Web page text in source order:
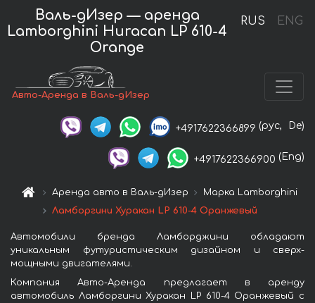
RUS ENG
Валь-дИзер — аренда
Lamborghini Huracan LP 610-4
Orange
Авто-Аренда в Валь-дИзер
+4917622366899 (рус, De)
+4917622366900 (Eng)
Аренда авто в Валь-дИзер
Марка Lamborghini
Ламборгини Хуракан LP 610-4 Оранжевый
Автомобили бренда Ламборджини обладают
уникальным футуристическим дизайном и сверх-
мощными двигателями.
Компания Авто-Аренда предлагает в аренду
автомобиль Ламборгини Хуракан LP 610-4 Оранжевый с